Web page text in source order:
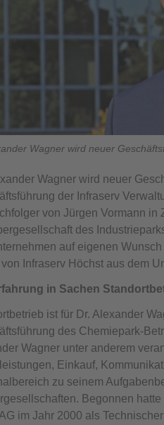
Wagner wird neuer
Wagner wird neuer
der Infraserv
von Jürgen Vormann
des
auf eigenen
Infraserv Höchst aus dem
in Sachen
ist für Dr. Alexander
des Chemiepark-
Wagner unter anderem
Einkauf,
zu seinem
Begonnen
im Jahr 2000 als